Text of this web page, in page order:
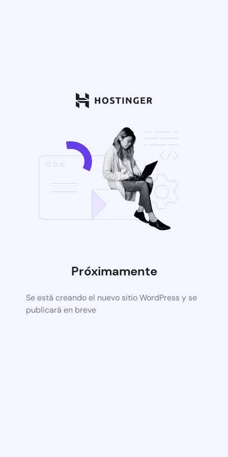
Próximamente
Se está creando el nuevo sitio WordPress y se
publicará en breve